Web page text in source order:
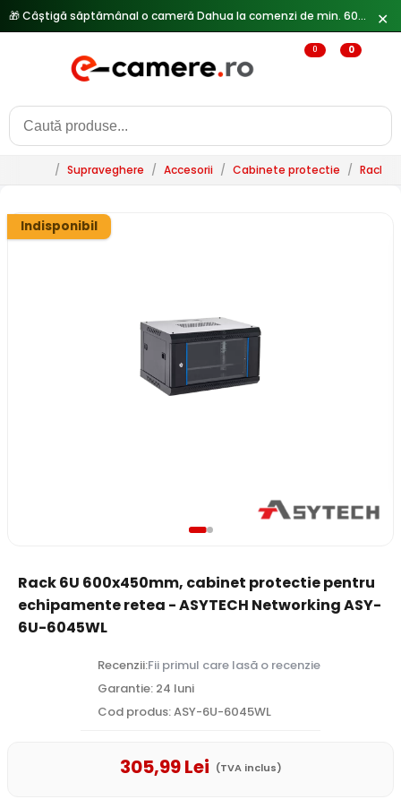
✕
0 0
/ Supraveghere / Accesorii / Cabinete protectie / Rack-
Indisponibil
Rack 6U 600x450mm, cabinet protectie pentru
echipamente retea - ASYTECH Networking ASY-
6U-6045WL
Recenzii:Fii primul care lasă o recenzie
Garantie: 24 luni
Cod produs: ASY-6U-6045WL
305,99Lei (TVA inclus)